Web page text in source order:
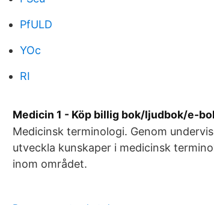
PfULD
YOc
RI
Medicin 1 - Köp billig bok/ljudbok/e-
Medicinsk terminologi. Genom
utveckla kunskaper i medicinsk
inom området.